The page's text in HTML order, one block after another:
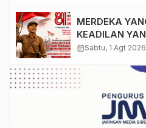
MERDEKA
KEADILAN
calendar_monthSabtu, 1 Agt 2026